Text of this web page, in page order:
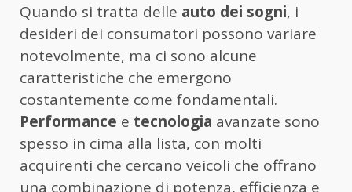
Quando si tratta delle auto dei sogni, i
desideri dei consumatori possono variare
notevolmente, ma ci sono alcune
caratteristiche che emergono
costantemente come fondamentali.
Performance e tecnologia avanzate sono
spesso in cima alla lista, con molti
acquirenti che cercano veicoli che offrano
una combinazione di potenza, efficienza e